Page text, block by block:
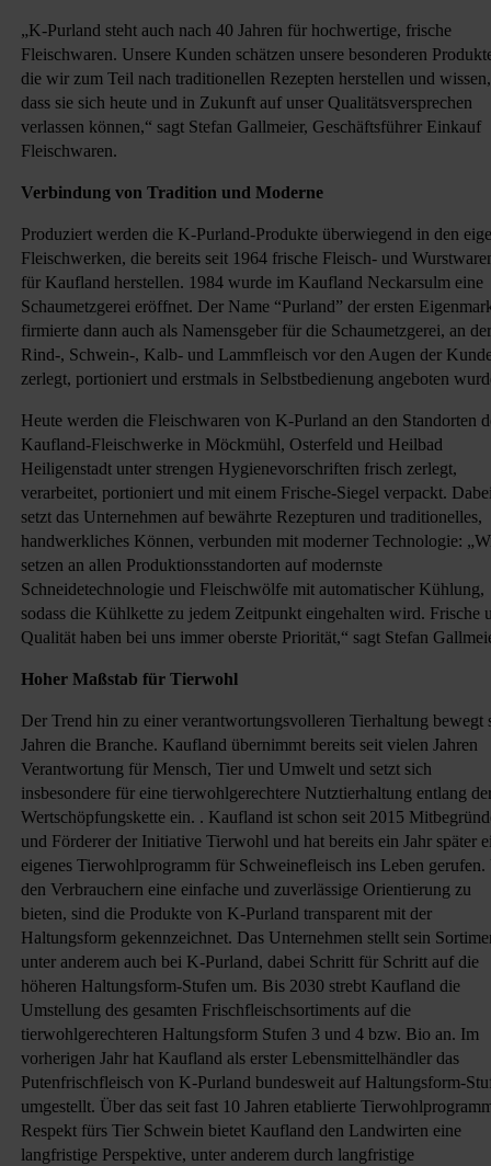
„K-Purland steht auch nach 40 Jahren für hochwertige, frische
Fleischwaren. Unsere Kunden schätzen unsere besonderen
die wir zum Teil nach traditionellen Rezepten herstellen und wissen,
dass sie sich heute und in Zukunft auf unser Qualitätsversprechen
verlassen können,“ sagt Stefan Gallmeier, Geschäftsführer Einkauf
Fleischwaren.
Verbindung von Tradition und Moderne
Produziert werden die K-Purland-Produkte überwiegend in den
Fleischwerken, die bereits seit 1964 frische Fleisch- und
für Kaufland herstellen. 1984 wurde im Kaufland Neckarsulm eine
Schaumetzgerei eröffnet. Der Name “Purland” der ersten
firmierte dann auch als Namensgeber für die Schaumetzgerei, an der
Rind-, Schwein-, Kalb- und Lammfleisch vor den Augen der
zerlegt, portioniert und erstmals in Selbstbedienung angeboten
Heute werden die Fleischwaren von K-Purland an den Standorten
Kaufland-Fleischwerke in Möckmühl, Osterfeld und Heilbad
Heiligenstadt unter strengen Hygienevorschriften frisch zerlegt,
verarbeitet, portioniert und mit einem Frische-Siegel verpackt.
setzt das Unternehmen auf bewährte Rezepturen und traditionelles,
handwerkliches Können, verbunden mit moderner Technologie:
setzen an allen Produktionsstandorten auf modernste
Schneidetechnologie und Fleischwölfe mit automatischer Kühlung,
sodass die Kühlkette zu jedem Zeitpunkt eingehalten wird. Frische
Qualität haben bei uns immer oberste Priorität,“ sagt Stefan
Hoher Maßstab für Tierwohl
Der Trend hin zu einer verantwortungsvolleren Tierhaltung bewegt
Jahren die Branche. Kaufland übernimmt bereits seit vielen Jahren
Verantwortung für Mensch, Tier und Umwelt und setzt sich
insbesondere für eine tierwohlgerechtere Nutztierhaltung entlang
Wertschöpfungskette ein. . Kaufland ist schon seit 2015
und Förderer der Initiative Tierwohl und hat bereits ein Jahr später
eigenes Tierwohlprogramm für Schweinefleisch ins Leben gerufen.
den Verbrauchern eine einfache und zuverlässige Orientierung zu
bieten, sind die Produkte von K-Purland transparent mit der
Haltungsform gekennzeichnet. Das Unternehmen stellt sein
unter anderem auch bei K-Purland, dabei Schritt für Schritt auf die
höheren Haltungsform-Stufen um. Bis 2030 strebt Kaufland die
Umstellung des gesamten Frischfleischsortiments auf die
tierwohlgerechteren Haltungsform Stufen 3 und 4 bzw. Bio an. Im
vorherigen Jahr hat Kaufland als erster Lebensmittelhändler das
Putenfrischfleisch von K-Purland bundesweit auf Haltungsform-
umgestellt. Über das seit fast 10 Jahren etablierte
Respekt fürs Tier Schwein bietet Kaufland den Landwirten eine
langfristige Perspektive, unter anderem durch langfristige